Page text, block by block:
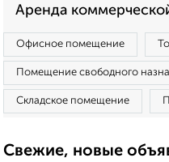
Аренда
Офисное помещение
Помещение свободного
Складское помещение
Свежие, новые